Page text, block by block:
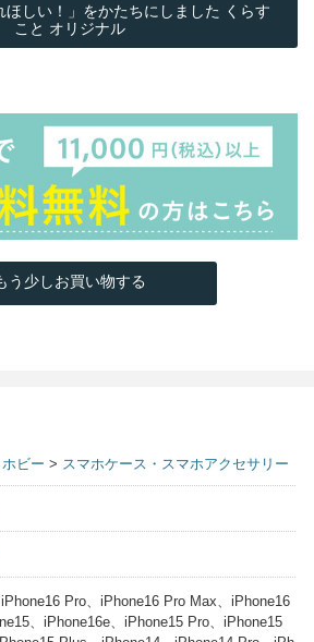
ほしい！」をかたちにしました くらす
こと オリジナル
う少しお買い物する
ホビー > スマホケース・スマホアクセサリー
Pro、iPhone16 Pro Max、iPhone16
、iPhone16e、iPhone15 Pro、iPhone15